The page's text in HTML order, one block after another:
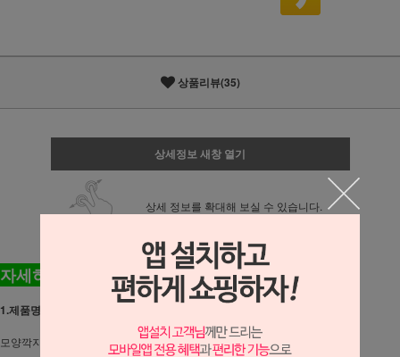
상품리뷰(35)
상세정보 새창 열기
상세 정보를 확대해 보실 수 있습니다.
자세히 알아봐요!!
1.제품명
모양깍지 바구니